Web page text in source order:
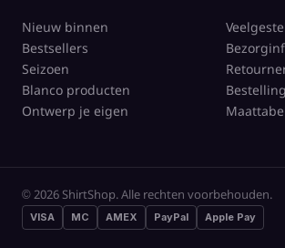
Nieuw binnen
Bestsellers
Seizoen
Blanco producten
Ontwerp je eigen
© 2026 ShirtShop. Alle rechten voorbehouden.
VISA MC AMEX PayPal Apple Pay